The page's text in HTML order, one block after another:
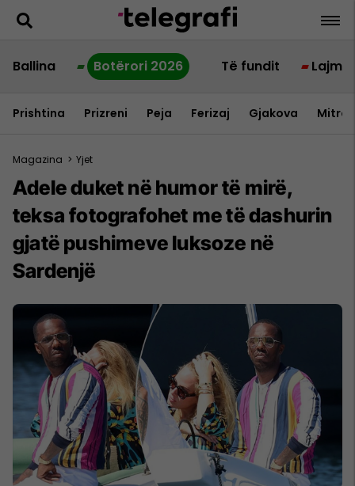
Ballina Botërori 2026 Të fundit Lajme
Prishtina Prizreni Peja Ferizaj Gjakova
Magazina > Yjet
Adele duket në humor të mirë,
teksa fotografohet me të dashurin
gjatë pushimeve luksoze në
Sardenjë